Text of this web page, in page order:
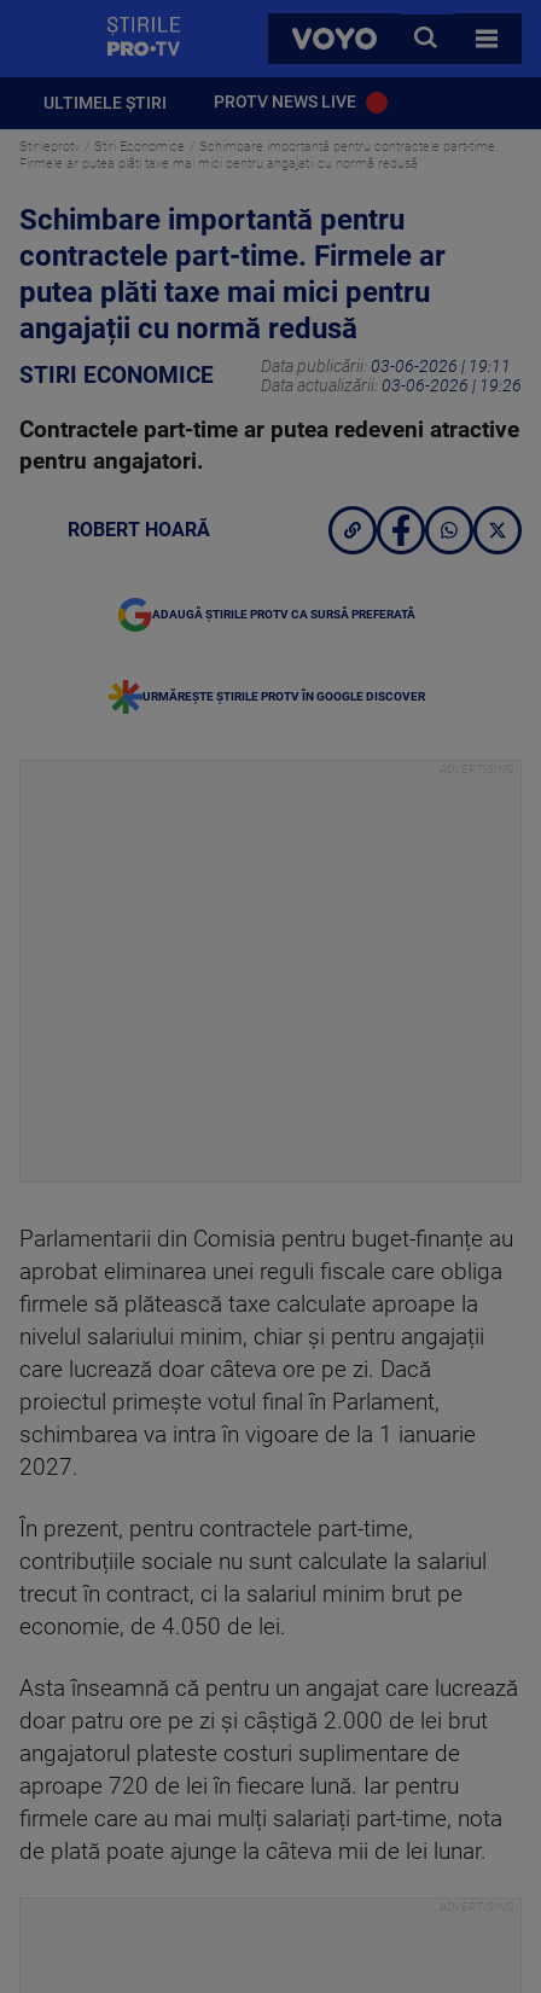
VOYO
CAUTA
TOATE
ULTIMELE ȘTIRI PROTV NEWS LIVE
Stirileprotv Stiri Economice
Schimbare importantă pentru contractele part-time.
Firmele ar putea plăti taxe mai mici pentru angajații cu normă redusă
Schimbare importantă pentru
contractele part-time. Firmele ar
putea plăti taxe mai mici pentru
angajații cu normă redusă
STIRI ECONOMICE Data publicării: 03-06-2026 | 19:11
Data actualizării: 03-06-2026 | 19:26
Contractele part-time ar putea redeveni atractive
pentru angajatori.
ROBERT HOARĂ
ADAUGĂ ȘTIRILE PROTV CA SURSĂ PREFERATĂ
URMĂREȘTE ȘTIRILE PROTV ÎN GOOGLE DISCOVER
Parlamentarii din Comisia pentru buget-finanțe au
aprobat eliminarea unei reguli fiscale care obliga
firmele să plătească taxe calculate aproape la
nivelul salariului minim, chiar și pentru angajații
care lucrează doar câteva ore pe zi. Dacă
proiectul primește votul final în Parlament,
schimbarea va intra în vigoare de la 1 ianuarie
2027.
În prezent, pentru contractele part-time,
contribuțiile sociale nu sunt calculate la salariul
trecut în contract, ci la salariul minim brut pe
economie, de 4.050 de lei.
Asta înseamnă că pentru un angajat care lucrează
doar patru ore pe zi și câștigă 2.000 de lei brut
angajatorul plateste costuri suplimentare de
aproape 720 de lei în fiecare lună. Iar pentru
firmele care au mai mulți salariați part-time, nota
de plată poate ajunge la câteva mii de lei lunar.